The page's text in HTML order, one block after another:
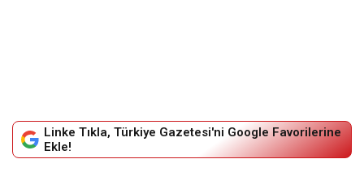
Linke Tıkla, Türkiye Gazetesi'ni Google Favorilerine
Ekle!